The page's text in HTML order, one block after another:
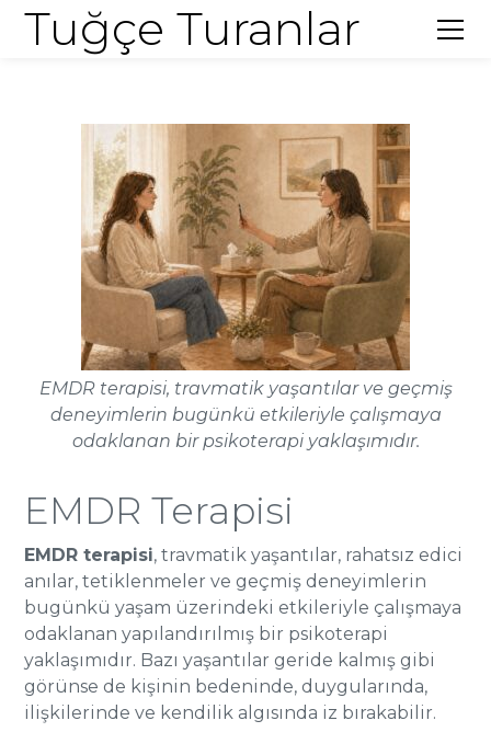
Tuğçe Turanlar
EMDR terapisi, travmatik yaşantılar ve geçmiş
deneyimlerin bugünkü etkileriyle çalışmaya
odaklanan bir psikoterapi yaklaşımıdır.
EMDR Terapisi
EMDR terapisi, travmatik yaşantılar, rahatsız edici
anılar, tetiklenmeler ve geçmiş deneyimlerin
bugünkü yaşam üzerindeki etkileriyle çalışmaya
odaklanan yapılandırılmış bir psikoterapi
yaklaşımıdır. Bazı yaşantılar geride kalmış gibi
görünse de kişinin bedeninde, duygularında,
ilişkilerinde ve kendilik algısında iz bırakabilir.